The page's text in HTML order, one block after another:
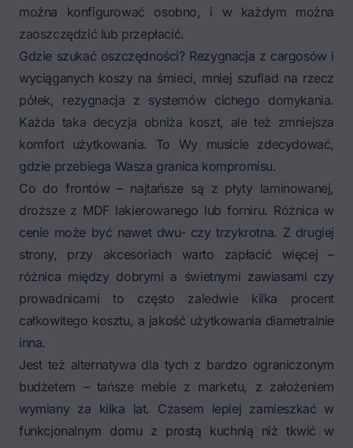
można konfigurować osobno, i w każdym można
zaoszczędzić lub przepłacić.
Gdzie szukać oszczędności? Rezygnacja z cargosów i
wyciąganych koszy na śmieci, mniej szuflad na rzecz
półek, rezygnacja z systemów cichego domykania.
Każda taka decyzja obniża koszt, ale też zmniejsza
komfort użytkowania. To Wy musicie zdecydować,
gdzie przebiega Wasza granica kompromisu.
Co do frontów – najtańsze są z płyty laminowanej,
droższe z MDF lakierowanego lub forniru. Różnica w
cenie może być nawet dwu- czy trzykrotna. Z drugiej
strony, przy akcesoriach warto zapłacić więcej –
różnica między dobrymi a świetnymi zawiasami czy
prowadnicami to często zaledwie kilka procent
całkowitego kosztu, a jakość użytkowania diametralnie
inna.
Jest też alternatywa dla tych z bardzo ograniczonym
budżetem – tańsze meble z marketu, z założeniem
wymiany za kilka lat. Czasem lepiej zamieszkać w
funkcjonalnym domu z prostą kuchnią niż tkwić w